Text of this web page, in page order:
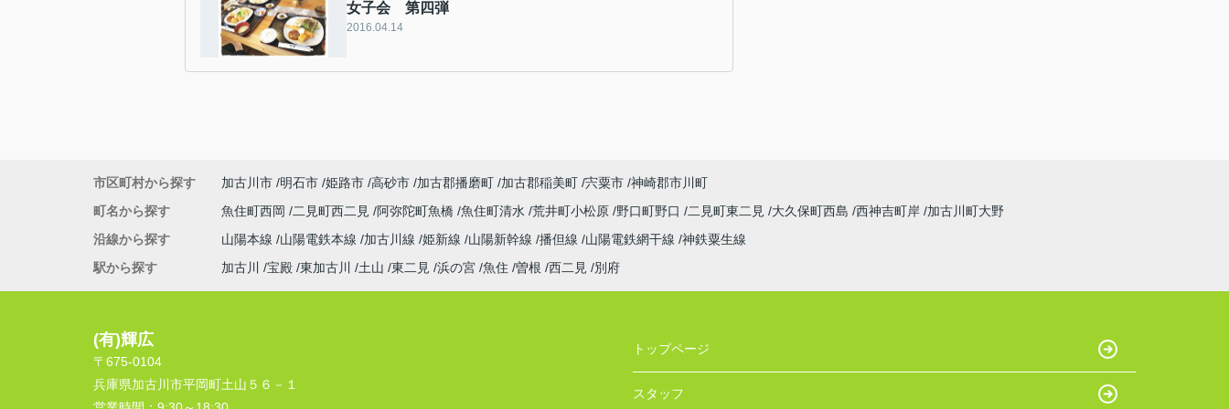
女子会 第四弾
2016.04.14
市区町村から探す 加古川市 明石市 姫路市 高砂市 加古郡播磨町 加古郡稲美町 宍粟市 神崎郡市川町
町名から探す
魚住町西岡 二見町西二見 阿弥陀町魚橋 魚住町清水 荒井町小松原 野口町野口 二見町東二見 大久保町西島 西神吉町岸 加古川町大野
沿線から探す
山陽本線 山陽電鉄本線 加古川線 姫新線 山陽新幹線 播但線 山陽電鉄網干線 神鉄粟生線
駅から探す
加古川 宝殿 東加古川 土山 東二見 浜の宮 魚住 曽根 西二見 別府
(有)輝広
〒675-0104
兵庫県加古川市平岡町土山５６－１
トップページ
スタッフ